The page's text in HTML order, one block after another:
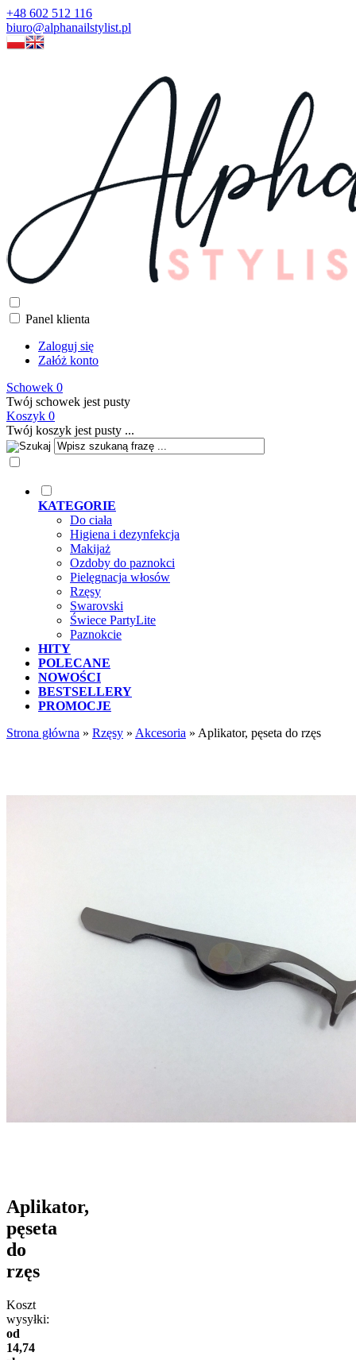
+48 602 512 116
biuro@alphanailstylist.pl
Panel klienta
Zaloguj się
Załóż konto
Schowek 0
Twój schowek jest pusty
Koszyk 0
Twój koszyk jest pusty ...
KATEGORIE
Do ciała
Higiena i dezynfekcja
Makijaż
Ozdoby do paznokci
Pielęgnacja włosów
Rzęsy
Swarovski
Świece PartyLite
Paznokcie
HITY
POLECANE
NOWOŚCI
BESTSELLERY
PROMOCJE
Strona główna » Rzęsy » Akcesoria » Aplikator, pęseta do rzęs
Aplikator,
pęseta
do
rzęs
Koszt
wysyłki:
od
14,74